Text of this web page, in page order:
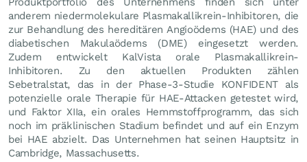
anderem niedermolekulare Plasmakallikrein-Inhibitoren, die
zur Behandlung des hereditären Angioödems (HAE) und des
diabetischen Makulaödems (DME) eingesetzt werden.
Zudem entwickelt KalVista orale Plasmakallikrein-
Inhibitoren. Zu den aktuellen Produkten zählen
Sebetralstat, das in der Phase-3-Studie KONFIDENT als
potenzielle orale Therapie für HAE-Attacken getestet wird,
und Faktor XIIa, ein orales Hemmstoffprogramm, das sich
noch im präklinischen Stadium befindet und auf ein Enzym
bei HAE abzielt. Das Unternehmen hat seinen Hauptsitz in
Cambridge, Massachusetts.